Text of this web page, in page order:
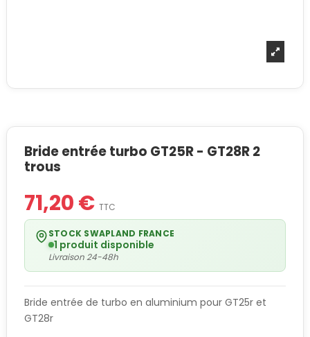
Bride entrée turbo GT25R - GT28R 2
trous
71,20 € TTC
STOCK SWAPLAND FRANCE
1 produit disponible
Livraison 24-48h
Bride entrée de turbo en aluminium pour GT25r et
GT28r